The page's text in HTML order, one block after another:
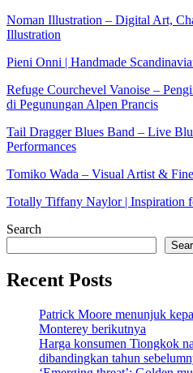
Noman Illustration – Digital Art,
Illustration
Pieni Onni | Handmade
Refuge Courchevel Vanoise –
di Pegunungan Alpen Prancis
Tail Dragger Blues Band – Live
Performances
Tomiko Wada – Visual Artist &
Totally Tiffany Naylor | Inspiration
Search
Recent Posts
Patrick Moore menunjuk
Monterey berikutnya
Harga konsumen Tiongkok
dibandingkan tahun